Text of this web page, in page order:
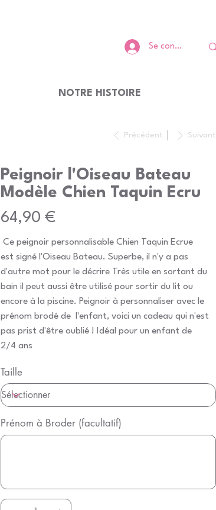
Se connecter
NOTRE HISTOIRE
Précédent Suivant
Peignoir l'Oiseau Bateau
Modèle Chien Taquin Ecru
Prix
64,90 €
Ce peignoir personnalisable Chien Taquin Ecrue
est signé l'Oiseau Bateau. Superbe, il n'y a pas
d'autre mot pour le décrire Très utile en sortant du
bain il peut aussi être utilisé pour sortir du lit ou
encore à la piscine. Peignoir à personnaliser avec le
prénom brodé de l'enfant, voici un cadeau qui n'est
pas prist d'être oublié ! Idéal pour un enfant de
2/4 ans
Taille
Prénom à Broder (facultatif)
20